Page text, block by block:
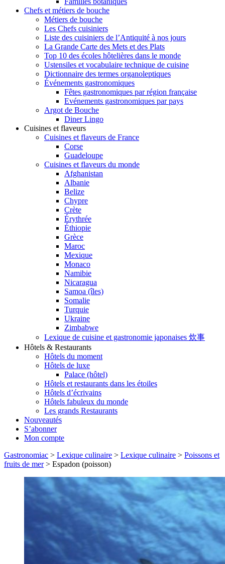
Chefs et métiers de bouche
Métiers de bouche
Les Chefs cuisiniers
Liste des cuisiniers de l’Antiquité à nos jours
La Grande Carte des Mets et des Plats
Top 10 des écoles hôtelières dans le monde
Ustensiles et vocabulaire technique de cuisine
Dictionnaire des termes organoleptiques
Événements gastronomiques
Fêtes gastronomiques par région française
Evénements gastronomiques par pays
Argot de Bouche
Diner Lingo
Cuisines et flaveurs
Cuisines et flaveurs de France
Corse
Guadeloupe
Cuisines et flaveurs du monde
Afghanistan
Albanie
Belize
Chypre
Crète
Érythrée
Éthiopie
Grèce
Maroc
Mexique
Monaco
Namibie
Nicaragua
Samoa (îles)
Somalie
Turquie
Ukraine
Zimbabwe
Lexique de cuisine et gastronomie japonaises 炊事
Hôtels & Restaurants
Hôtels du moment
Hôtels de luxe
Palace (hôtel)
Hôtels et restaurants dans les étoiles
Hôtels d’écrivains
Hôtels fabuleux du monde
Les grands Restaurants
Nouveautés
S’abonner
Mon compte
Gastronomiac > Lexique culinaire > Lexique culinaire > Poissons et
fruits de mer> Espadon (poisson)